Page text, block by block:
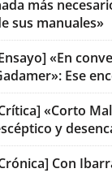
más
sus manuales»
«En
Ese
«Corto
y
Con